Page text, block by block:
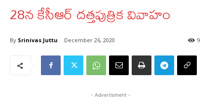
28న కేసీఆర్ దత్తపుత్రిక వివాహం
By Srinivas Juttu December 26, 2020 9
- Advertisment -